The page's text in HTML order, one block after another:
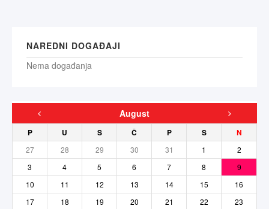
NAREDNI DOGAĐAJI
Nema događanja
August
P U S Č P S N
27 28 29 30 31 1
2
3
4 5 6 7 8
9
10
11 12 13 14 15
16
17
18 19 20 21 22
23